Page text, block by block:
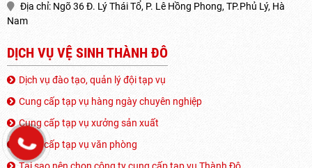
Địa chỉ: Ngõ 36 Đ. Lý Thái Tổ, P. Lê Hồng Phong, TP.Phủ Lý, Hà
Nam
DỊCH VỤ VỆ SINH THÀNH ĐÔ
Dịch vụ đào tạo, quản lý đội tạp vụ
Cung cấp tạp vụ hàng ngày chuyên nghiệp
Cung cấp tạp vụ xưởng sản xuất
Cung cấp tạp vụ văn phòng